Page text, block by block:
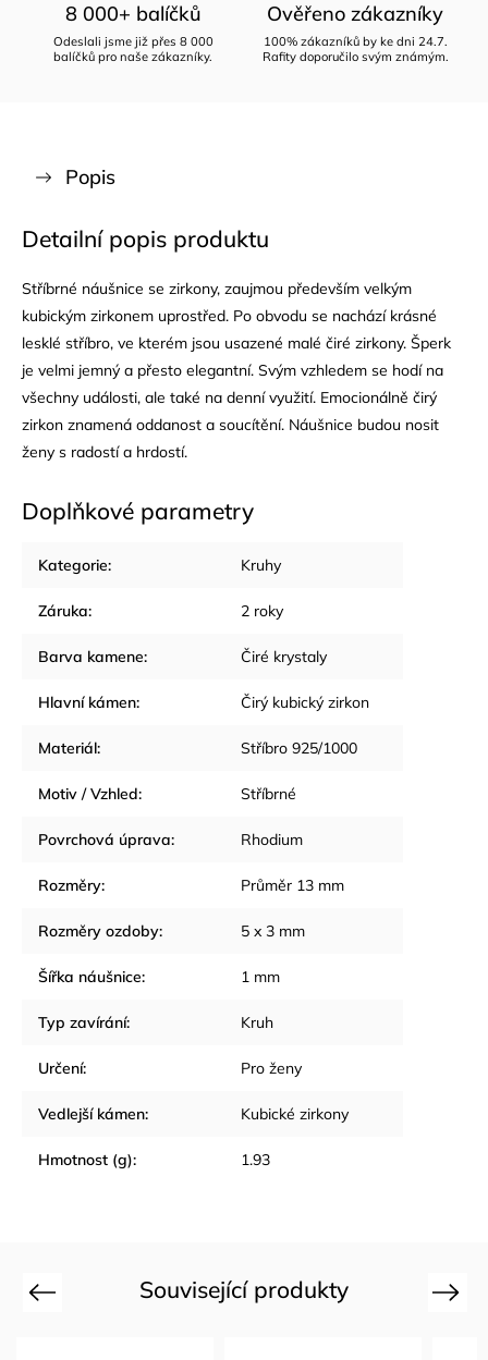
8 000+ balíčků
Odeslali jsme již přes 8 000
balíčků pro naše zákazníky.
Ověřeno zákazníky
100% zákazníků by ke dni 24.7.
Rafity doporučilo svým známým.
Popis
Detailní popis produktu
Stříbrné náušnice se zirkony, zaujmou především velkým
kubickým zirkonem uprostřed. Po obvodu se nachází krásné
lesklé stříbro, ve kterém jsou usazené malé čiré zirkony. Šperk
je velmi jemný a přesto elegantní. Svým vzhledem se hodí na
všechny události, ale také na denní využití. Emocionálně čirý
zirkon znamená oddanost a soucítění. Náušnice budou nosit
ženy s radostí a hrdostí.
Doplňkové parametry
Kategorie: Kruhy
Záruka: 2 roky
Barva kamene: Čiré krystaly
Hlavní kámen: Čirý kubický zirkon
Materiál: Stříbro 925/1000
Motiv / Vzhled: Stříbrné
Povrchová úprava: Rhodium
Rozměry: Průměr 13 mm
Rozměry ozdoby: 5 x 3 mm
Šířka náušnice: 1 mm
Typ zavírání: Kruh
Určení: Pro ženy
Vedlejší kámen: Kubické zirkony
Hmotnost (g): 1.93
Související produkty
Previous Next